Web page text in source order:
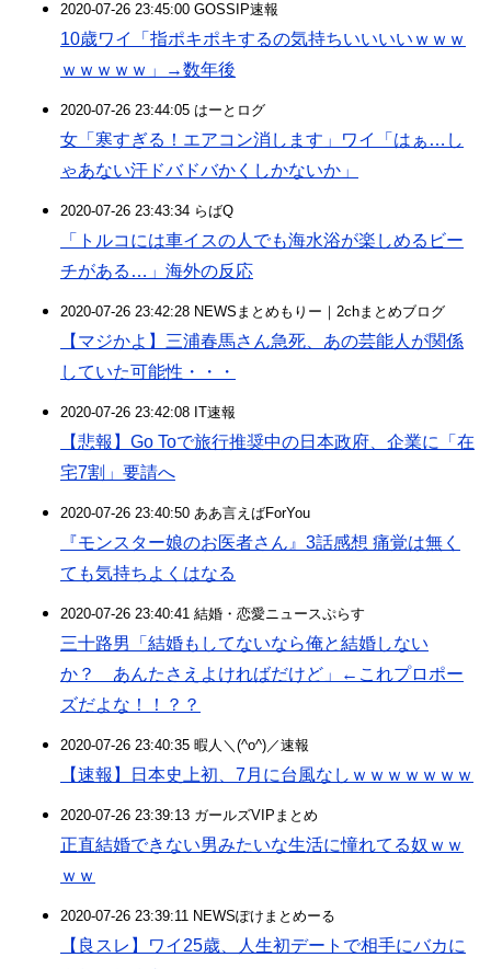
2020-07-26 23:45:00 GOSSIP速報
10歳ワイ「指ポキポキするの気持ちいいいいｗｗｗ
ｗｗｗｗｗ」→数年後
2020-07-26 23:44:05 はーとログ
女「寒すぎる！エアコン消します」ワイ「はぁ…し
ゃあない汗ドバドバかくしかないか」
2020-07-26 23:43:34 らばQ
「トルコには車イスの人でも海水浴が楽しめるビー
チがある…」海外の反応
2020-07-26 23:42:28 NEWSまとめもりー｜2chまとめブログ
【マジかよ】三浦春馬さん急死、あの芸能人が関係
していた可能性・・・
2020-07-26 23:42:08 IT速報
【悲報】Go Toで旅行推奨中の日本政府、企業に「在
宅7割」要請へ
2020-07-26 23:40:50 ああ言えばForYou
『モンスター娘のお医者さん』3話感想 痛覚は無く
ても気持ちよくはなる
2020-07-26 23:40:41 結婚・恋愛ニュースぷらす
三十路男「結婚もしてないなら俺と結婚しない
か？ あんたさえよければだけど」←これプロポー
ズだよな！！？？
2020-07-26 23:40:35 暇人＼(^o^)／速報
【速報】日本史上初、7月に台風なしｗｗｗｗｗｗｗ
2020-07-26 23:39:13 ガールズVIPまとめ
正直結婚できない男みたいな生活に憧れてる奴ｗｗ
ｗｗ
2020-07-26 23:39:11 NEWSぽけまとめーる
【良スレ】ワイ25歳、人生初デートで相手にバカに